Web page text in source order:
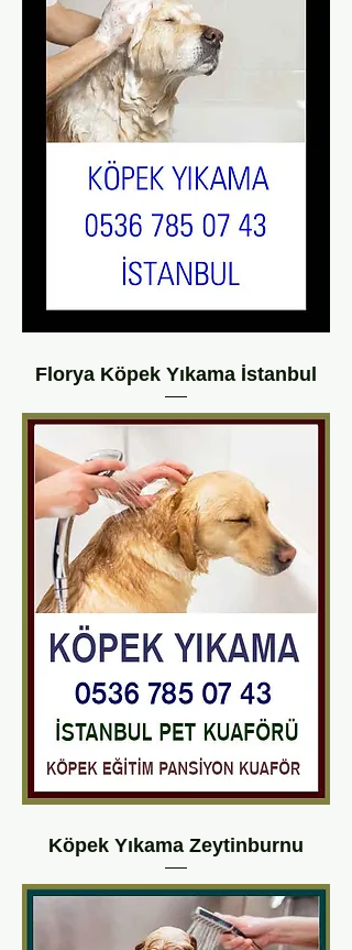
Florya Köpek Yıkama İstanbul
Köpek Yıkama Zeytinburnu